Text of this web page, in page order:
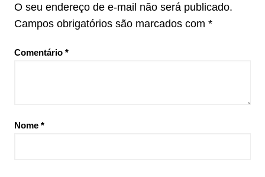
O seu endereço de e-mail não será publicado.
Campos obrigatórios são marcados com *
Comentário *
Nome *